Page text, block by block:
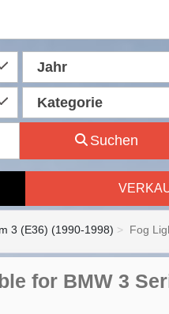
Jahr
Kategorie
Suchen
3 (E36) (1990-1998) Fog
for BMW 3